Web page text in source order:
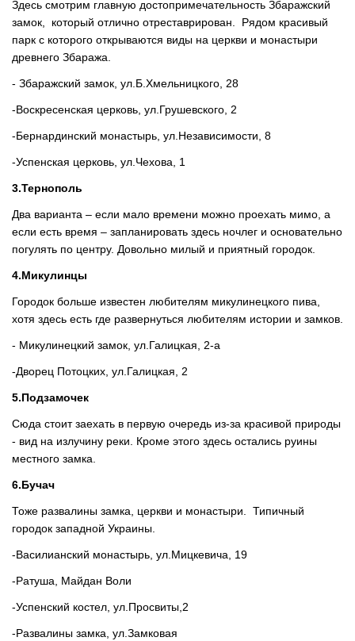
Здесь смотрим главную достопримечательность Збаражский
замок, который отлично отреставрирован. Рядом красивый
парк с которого открываются виды на церкви и монастыри
древнего Збаража.
- Збаражский замок, ул.Б.Хмельницкого, 28
-Воскресенская церковь, ул.Грушевского, 2
-Бернардинский монастырь, ул.Независимости, 8
-Успенская церковь, ул.Чехова, 1
3.Тернополь
Два варианта – если мало времени можно проехать мимо, а
если есть время – запланировать здесь ночлег и основательно
погулять по центру. Довольно милый и приятный городок.
4.Микулинцы
Городок больше известен любителям микулинецкого пива,
хотя здесь есть где развернуться любителям истории и замков.
- Микулинецкий замок, ул.Галицкая, 2-а
-Дворец Потоцких, ул.Галицкая, 2
5.Подзамочек
Сюда стоит заехать в первую очередь из-за красивой природы
- вид на излучину реки. Кроме этого здесь остались руины
местного замка.
6.Бучач
Тоже развалины замка, церкви и монастыри. Типичный
городок западной Украины.
-Василианский монастырь, ул.Мицкевича, 19
-Ратуша, Майдан Воли
-Успенский костел, ул.Просвиты,2
-Развалины замка, ул.Замковая